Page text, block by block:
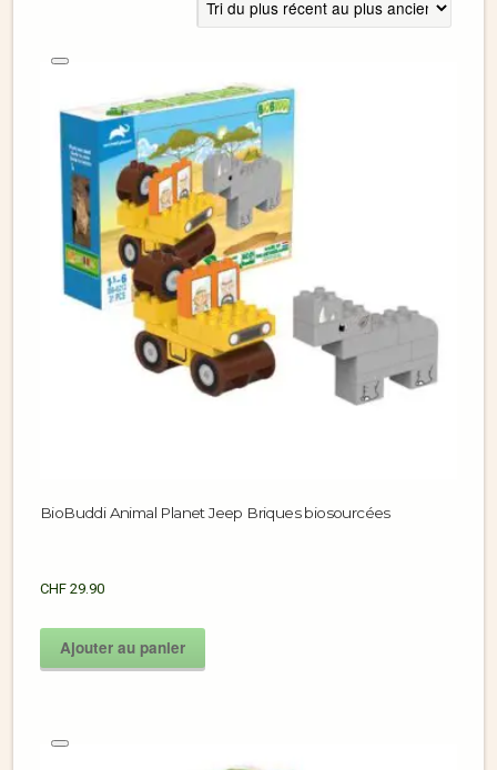
BioBuddi Animal Planet Jeep Briques biosourcées
CHF 29.90
Ajouter au panier